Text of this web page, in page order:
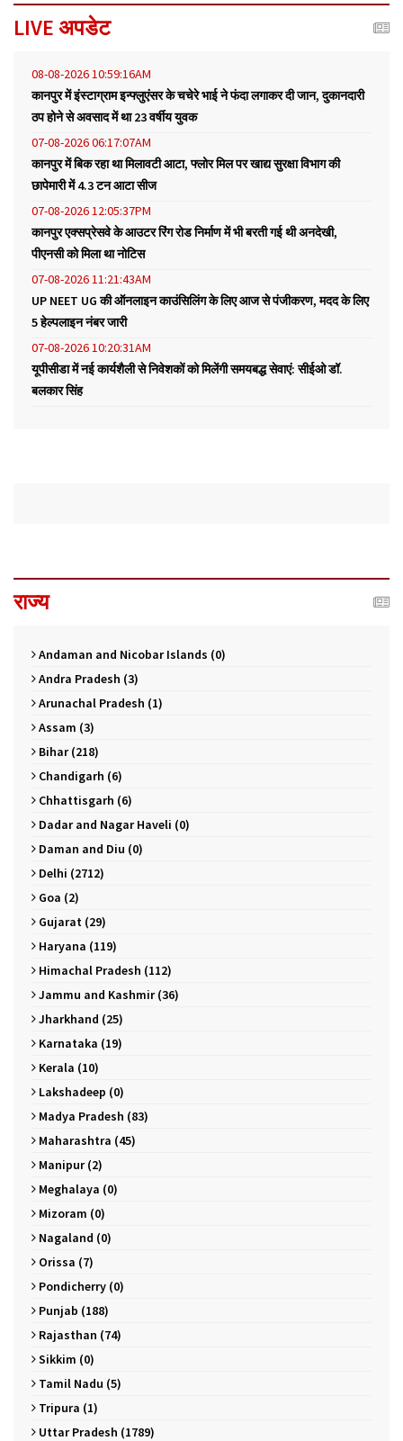
LIVE अपडेट
08-08-2026 10:59:16AM
कानपुर में इंस्टाग्राम इन्फ्लुएंसर के चचेरे भाई ने फंदा लगाकर दी जान, दुकानदारी
ठप होने से अवसाद में था 23 वर्षीय युवक
07-08-2026 06:17:07AM
कानपुर में बिक रहा था मिलावटी आटा, फ्लोर मिल पर खाद्य सुरक्षा विभाग की
छापेमारी में 4.3 टन आटा सीज
07-08-2026 12:05:37PM
कानपुर एक्सप्रेसवे के आउटर रिंग रोड निर्माण में भी बरती गई थी अनदेखी,
पीएनसी को मिला था नोटिस
07-08-2026 11:21:43AM
UP NEET UG की ऑनलाइन काउंसिलिंग के लिए आज से पंजीकरण, मदद के लिए
5 हेल्पलाइन नंबर जारी
07-08-2026 10:20:31AM
यूपीसीडा में नई कार्यशैली से निवेशकों को मिलेंगी समयबद्ध सेवाएं: सीईओ डॉ.
बलकार सिंह
राज्य
Andaman and Nicobar Islands (0)
Andra Pradesh (3)
Arunachal Pradesh (1)
Assam (3)
Bihar (218)
Chandigarh (6)
Chhattisgarh (6)
Dadar and Nagar Haveli (0)
Daman and Diu (0)
Delhi (2712)
Goa (2)
Gujarat (29)
Haryana (119)
Himachal Pradesh (112)
Jammu and Kashmir (36)
Jharkhand (25)
Karnataka (19)
Kerala (10)
Lakshadeep (0)
Madya Pradesh (83)
Maharashtra (45)
Manipur (2)
Meghalaya (0)
Mizoram (0)
Nagaland (0)
Orissa (7)
Pondicherry (0)
Punjab (188)
Rajasthan (74)
Sikkim (0)
Tamil Nadu (5)
Tripura (1)
Uttar Pradesh (1789)